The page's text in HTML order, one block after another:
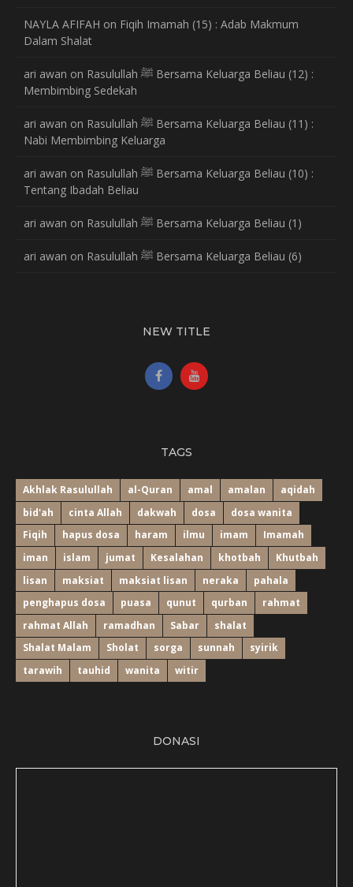
NAYLA AFIFAH on Fiqih Imamah (15) : Adab Makmum
Dalam Shalat
ari awan on Rasulullah ﷺ Bersama Keluarga Beliau (12) :
Membimbing Sedekah
ari awan on Rasulullah ﷺ Bersama Keluarga Beliau (11) :
Nabi Membimbing Keluarga
ari awan on Rasulullah ﷺ Bersama Keluarga Beliau (10) :
Tentang Ibadah Beliau
ari awan on Rasulullah ﷺ Bersama Keluarga Beliau (1)
ari awan on Rasulullah ﷺ Bersama Keluarga Beliau (6)
NEW TITLE
TAGS
Akhlak Rasulullah al-Quran amal amalan
aqidah
bid'ah
cinta Allah dakwah dosa
dosa wanita
Fiqih
hapus dosa haram ilmu imam
Imamah
iman
islam jumat Kesalahan khotbah
Khutbah
lisan
maksiat maksiat lisan neraka
pahala
penghapus dosa
puasa qunut qurban
rahmat
rahmat Allah
ramadhan Sabar
shalat
Shalat Malam
Sholat sorga sunnah
syirik
tarawih
tauhid wanita witir
DONASI